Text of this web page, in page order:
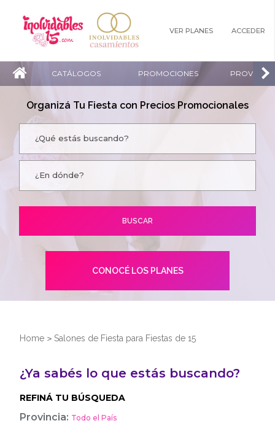
VER PLANES ACCEDER
CATÁLOGOS PROMOCIONES
Organizá Tu Fiesta con Precios Promocionales
CONOCÉ LOS PLANES
Home > Salones de Fiesta para Fiestas de 15
¿Ya sabés lo que estás buscando?
REFINÁ TU BÚSQUEDA
Provincia: Todo el País